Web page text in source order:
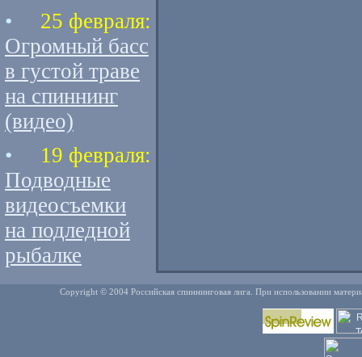
• 25 февраля:
Огромный басс
в густой траве
на спиннинг
(видео)
• 19 февраля:
Подводные
видеосъемки
на подледной
рыбалке
Copyright © 2004 Российская спиннинговая лига. При использовании